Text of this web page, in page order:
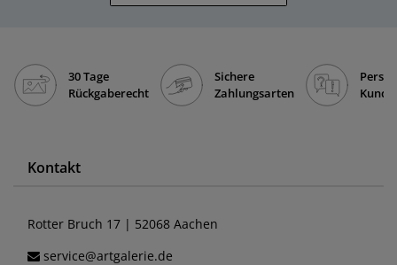
30 Tage
Rückgaberecht
Sichere
Zahlungsarten
Kontakt
Rotter Bruch 17 | 52068 Aachen
service@artgalerie.de